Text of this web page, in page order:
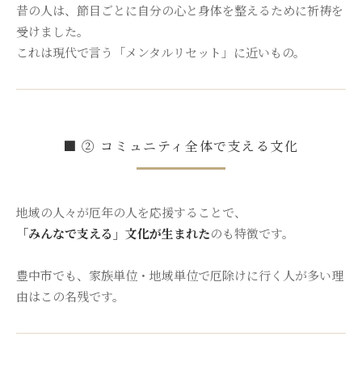
昔の人は、節目ごとに自分の心と身体を整えるために祈祷を
受けました。
これは現代で言う「メンタルリセット」に近いもの。
■ ② コミュニティ全体で支える文化
地域の人々が厄年の人を応援することで、
「みんなで支える」文化が生まれたのも特徴です。
豊中市でも、家族単位・地域単位で厄除けに行く人が多い理
由はこの名残です。